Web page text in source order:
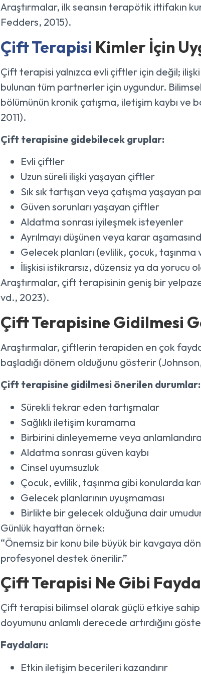
Araştırmalar, ilk seansın terapötik ittifakın
Fedders, 2015).
Çift Terapisi Kimler İçin
Çift terapisi yalnızca evli çiftler için değil;
bulunan tüm partnerler için uygundur.
bölümünün kronik çatışma, iletişim kaybı ve
2011).
Çift terapisine gidebilecek gruplar:
Evli çiftler
Uzun süreli ilişki yaşayan çiftler
Sık sık tartışan veya çatışma yaşayan
Güven sorunları yaşayan çiftler
Aldatma sonrası iyileşmek isteyenler
Ayrılmayı düşünen veya karar
Gelecek planları (evlilik, çocuk,
İlişkisi istikrarsız, düzensiz ya da yorucu
Araştırmalar, çift terapisinin geniş bir
vd., 2023).
Çift Terapisine Gidilmesi
Araştırmalar, çiftlerin terapiden en çok
başladığı dönem olduğunu gösterir
Çift terapisine gidilmesi önerilen durumlar:
Sürekli tekrar eden tartışmalar
Sağlıklı iletişim kuramama
Birbirini dinleyememe veya
Aldatma sonrası güven kaybı
Cinsel uyumsuzluk
Çocuk, evlilik, taşınma gibi konularda
Gelecek planlarının uyuşmaması
Birlikte bir gelecek olduğuna dair
Günlük hayattan örnek:
“Önemsiz bir konu bile büyük bir kavgaya
profesyonel destek önerilir.”
Çift Terapisi Ne Gibi
Çift terapisi bilimsel olarak güçlü etkiye
doyumunu anlamlı derecede artırdığını
Faydaları:
Etkin iletişim becerileri kazandırır